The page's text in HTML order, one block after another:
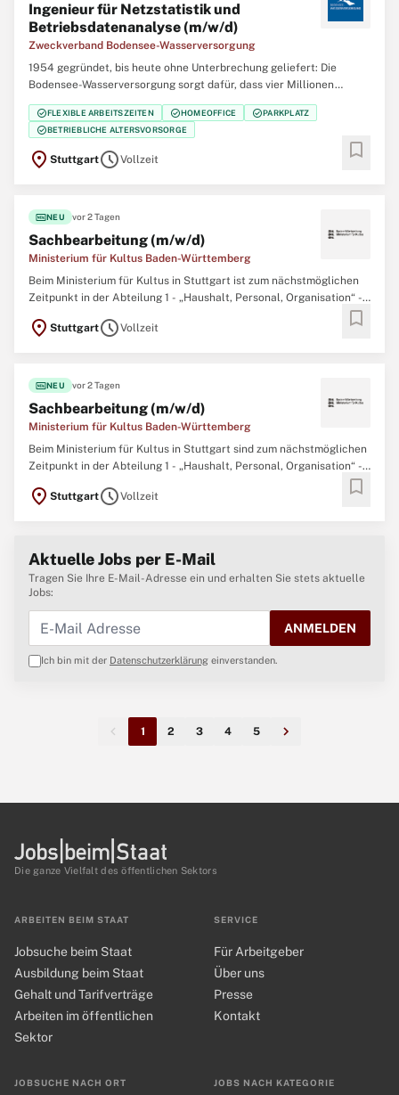
Ingenieur für Netzstatistik und
Betriebsdatenanalyse (m/w/d)
Zweckverband Bodensee-Wasserversorgung
1954 gegründet, bis heute ohne Unterbrechung geliefert: Die
Bodensee-Wasserversorgung sorgt dafür, dass vier Millionen
Menschen in Baden-Württemberg qualitativ bestes Trinkwasser aus
dem Bodensee erhalten. Tag für Tag. Rund um die Uhr. Wir suchen
für unseren Bereich Verteilbetriebe
check_circleFLEXIBLE ARBEITSZEITEN check_circleHOMEOFFICE check_circlePARKPLATZ
check_circleBETRIEBLICHE ALTERSVORSORGE
location_on StuttgartscheduleVollzeit bookmark
fiber_newNEU vor 2 Tagen
Sachbearbeitung (m/w/d)
Ministerium für Kultus Baden-Württemberg
Beim Ministerium für Kultus in Stuttgart ist zum nächstmöglichen
Zeitpunkt in der Abteilung 1 - „Haushalt, Personal, Organisation“ -
im Referat 14 "Beamten- und Tarifrecht“ folgender Dienstposten zu
besetzen: Sachbearbeitung (m/w/d) des gehobenen Dienstes
location_on StuttgartscheduleVollzeit bookmark
fiber_newNEU vor 2 Tagen
Sachbearbeitung (m/w/d)
Ministerium für Kultus Baden-Württemberg
Beim Ministerium für Kultus in Stuttgart sind zum nächstmöglichen
Zeitpunkt in der Abteilung 1 - „Haushalt, Personal, Organisation“ -
besetzen: Sachbearbeitung (m/w/d) des gehobenen Dienstes
location_on StuttgartscheduleVollzeit bookmark
Aktuelle Jobs per E-Mail
Tragen Sie Ihre E-Mail-Adresse ein und erhalten Sie stets aktuelle
Jobs:
ANMELDEN
Ich bin mit der Datenschutzerklärung einverstanden.
1 2 3 4 5
Die ganze Vielfalt des öffentlichen Sektors
ARBEITEN BEIM STAAT
Jobsuche beim Staat
Ausbildung beim Staat
Gehalt und Tarifverträge
Arbeiten im öffentlichen
Sektor
JOBSUCHE NACH ORT JOBS NACH KATEGORIE
SERVICE
Für Arbeitgeber
Über uns
Presse
Kontakt